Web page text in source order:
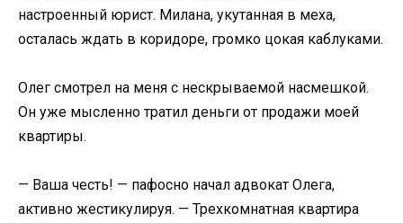
настроенный юрист. Милана, укутанная в меха,
осталась ждать в коридоре, громко цокая каблуками.
Олег смотрел на меня с нескрываемой насмешкой.
Он уже мысленно тратил деньги от продажи моей
квартиры.
— Ваша честь! — пафосно начал адвокат Олега,
активно жестикулируя. — Трехкомнатная квартира